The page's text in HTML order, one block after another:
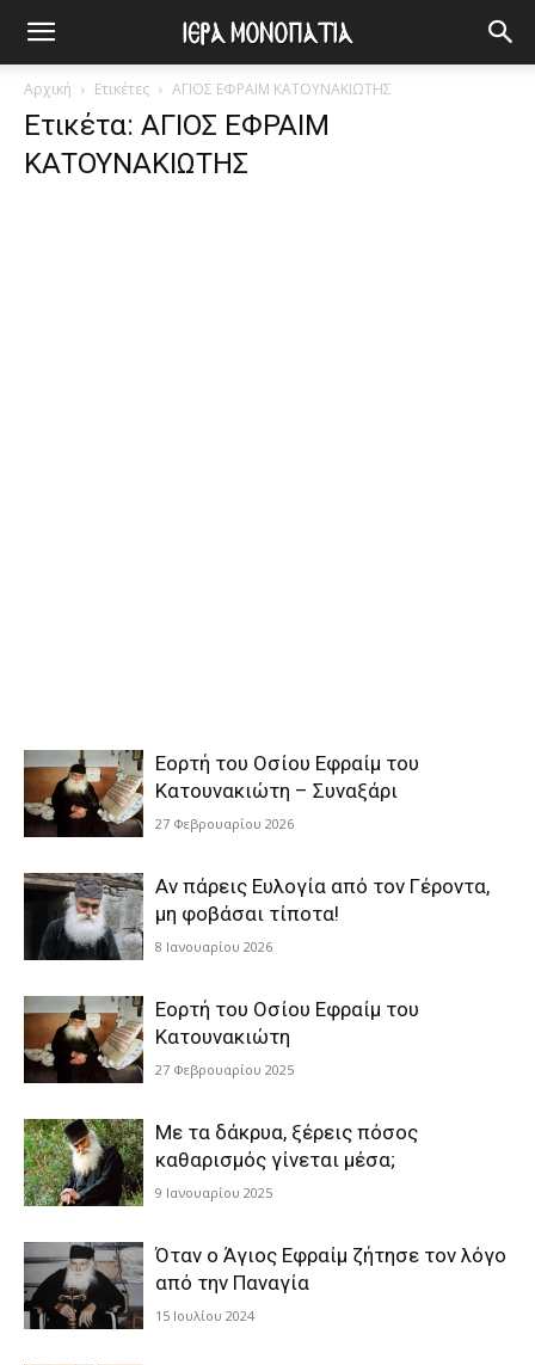
Αρχική Ετικέτες ΑΓΙΟΣ ΕΦΡΑΙΜ ΚΑΤΟΥΝΑΚΙΩΤΗΣ
Ετικέτα: ΑΓΙΟΣ ΕΦΡΑΙΜ
ΚΑΤΟΥΝΑΚΙΩΤΗΣ
Εορτή του Οσίου Εφραίμ του
Κατουνακιώτη – Συναξάρι
27 Φεβρουαρίου 2026
Αν πάρεις Ευλογία από τον Γέροντα,
μη φοβάσαι τίποτα!
8 Ιανουαρίου 2026
Εορτή του Οσίου Εφραίμ του
Κατουνακιώτη
27 Φεβρουαρίου 2025
Με τα δάκρυα, ξέρεις πόσος
καθαρισμός γίνεται μέσα;
9 Ιανουαρίου 2025
Όταν ο Άγιος Εφραίμ ζήτησε τον λόγο
από την Παναγία
15 Ιουλίου 2024